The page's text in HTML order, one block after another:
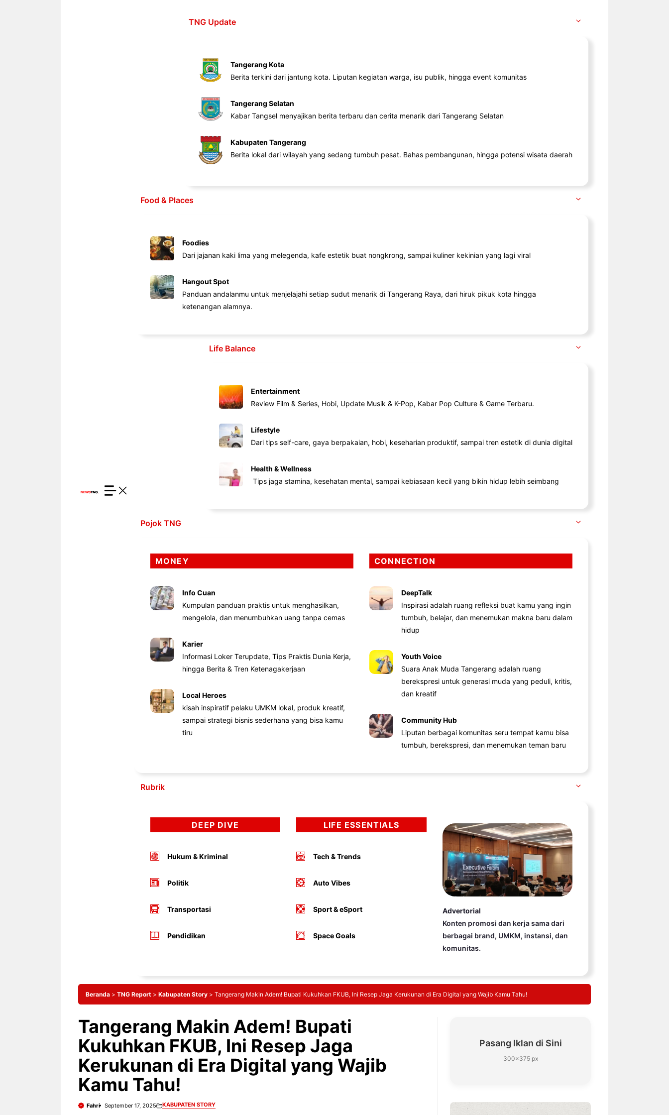
TNG Update
Tangerang Kota
Berita terkini dari jantung kota. Liputan kegiatan warga, isu publik, hingga event komunitas
Tangerang Selatan
Kabar Tangsel menyajikan berita terbaru dan cerita menarik dari Tangerang Selatan
Kabupaten Tangerang
Berita lokal dari wilayah yang sedang tumbuh pesat. Bahas pembangunan, hingga potensi wisata daerah
Food & Places
Foodies
Dari jajanan kaki lima yang melegenda, kafe estetik buat nongkrong, sampai kuliner kekinian yang lagi viral
Hangout Spot
Panduan andalanmu untuk menjelajahi setiap sudut menarik di Tangerang Raya, dari hiruk pikuk kota hingga
ketenangan alamnya.
Life Balance
Entertainment
Review Film & Series, Hobi, Update Musik & K-Pop, Kabar Pop Culture & Game Terbaru.
Lifestyle
Dari tips self-care, gaya berpakaian, hobi, keseharian produktif, sampai tren estetik di dunia digital
Health & Wellness
Tips jaga stamina, kesehatan mental, sampai kebiasaan kecil yang bikin hidup lebih seimbang
Pojok TNG
MONEY
Info Cuan
Kumpulan panduan praktis untuk menghasilkan,
mengelola, dan menumbuhkan uang tanpa cemas
Karier
Informasi Loker Terupdate, Tips Praktis Dunia Kerja,
hingga Berita & Tren Ketenagakerjaan
Local Heroes
kisah inspiratif pelaku UMKM lokal, produk kreatif,
sampai strategi bisnis sederhana yang bisa kamu
tiru
CONNECTION
DeepTalk
Inspirasi adalah ruang refleksi buat kamu yang ingin
tumbuh, belajar, dan menemukan makna baru dalam
hidup
Youth Voice
Suara Anak Muda Tangerang adalah ruang
berekspresi untuk generasi muda yang peduli, kritis,
dan kreatif
Community Hub
Liputan berbagai komunitas seru tempat kamu bisa
tumbuh, berekspresi, dan menemukan teman baru
Rubrik
DEEP DIVE
Hukum & Kriminal
Politik
Transportasi
Pendidikan
LIFE ESSENTIALS
Tech & Trends
Auto Vibes
Sport & eSport
Space Goals
Advertorial
Konten promosi dan kerja sama dari
berbagai brand, UMKM, instansi, dan
komunitas.
Beranda > TNG Report > Kabupaten Story > Tangerang Makin Adem! Bupati Kukuhkan FKUB, Ini Resep Jaga Kerukunan di Era Digital yang Wajib Kamu Tahu!
Tangerang Makin Adem! Bupati
Kukuhkan FKUB, Ini Resep Jaga
Kerukunan di Era Digital yang Wajib
Kamu Tahu!
Fahri September 17, 2025 KABUPATEN STORY
Pasang Iklan di Sini
300×375 px